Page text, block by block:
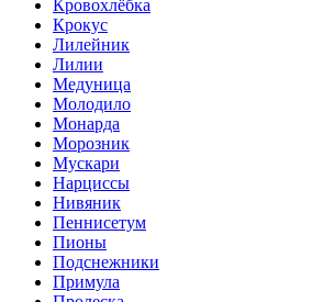
Кровохлёбка
Крокус
Лилейник
Лилии
Медуница
Молодило
Монарда
Морозник
Мускари
Нарциссы
Нивяник
Пеннисетум
Пионы
Подснежники
Примула